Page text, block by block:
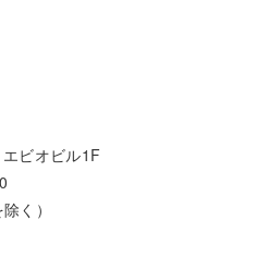
ビオビル1F
く）